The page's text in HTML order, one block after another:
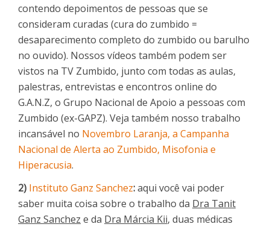
contendo depoimentos de pessoas que se
consideram curadas (cura do zumbido =
desaparecimento completo do zumbido ou barulho
no ouvido). Nossos vídeos também podem ser
vistos na TV Zumbido, junto com todas as aulas,
palestras, entrevistas e encontros online do
G.A.N.Z, o Grupo Nacional de Apoio a pessoas com
Zumbido (ex-GAPZ). Veja também nosso trabalho
incansável no Novembro Laranja, a Campanha
Nacional de Alerta ao Zumbido, Misofonia e
Hiperacusia.
2) Instituto Ganz Sanchez:aqui você vai poder
saber muita coisa sobre o trabalho da Dra Tanit
Ganz Sanchez e da Dra Márcia Kii, duas médicas